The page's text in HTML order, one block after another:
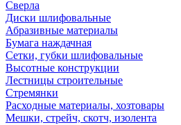
Сверла
Диски шлифовальные
Абразивные материалы
Бумага наждачная
Сетки, губки шлифовальные
Высотные конструкции
Лестницы строительные
Стремянки
Расходные материалы, хозтовары
Мешки, стрейч, скотч, изолента